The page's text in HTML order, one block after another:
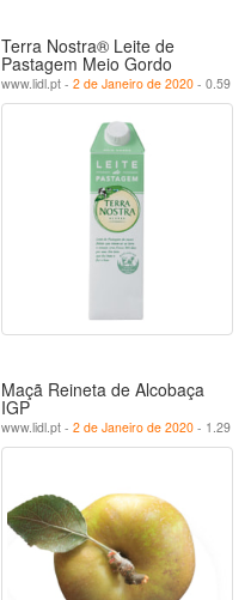
Terra Nostra® Leite de
Pastagem Meio Gordo
www.lidl.pt - 2 de Janeiro de 2020 - 0.59
Maçã Reineta de Alcobaça
IGP
www.lidl.pt - 2 de Janeiro de 2020 - 1.29